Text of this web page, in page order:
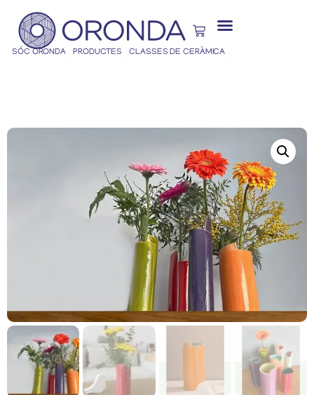
SÓC ORONDA PRODUCTES CLASSES DE CERÀMICA